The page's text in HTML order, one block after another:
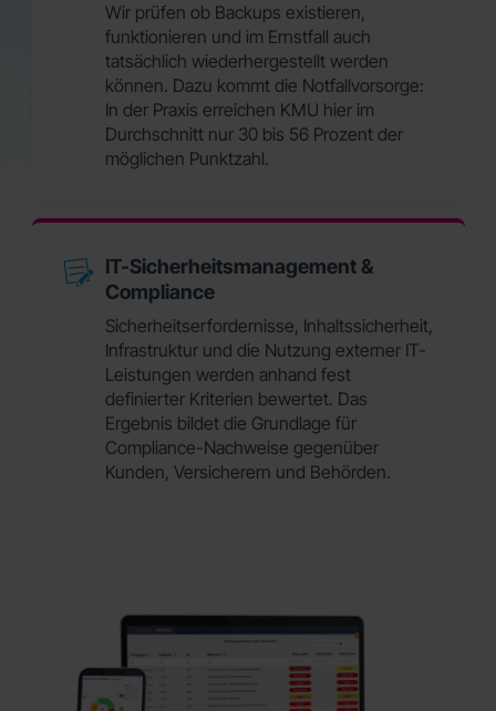
Wir prüfen ob Backups existieren,
funktionieren und im Ernstfall auch
tatsächlich wiederhergestellt werden
können. Dazu kommt die Notfallvorsorge:
In der Praxis erreichen KMU hier im
Durchschnitt nur 30 bis 56 Prozent der
möglichen Punktzahl.
IT-Sicherheitsmanagement &
Compliance
Sicherheitserfordernisse, Inhaltssicherheit,
Infrastruktur und die Nutzung externer IT-
Leistungen werden anhand fest
definierter Kriterien bewertet. Das
Ergebnis bildet die Grundlage für
Compliance-Nachweise gegenüber
Kunden, Versicherern und Behörden.